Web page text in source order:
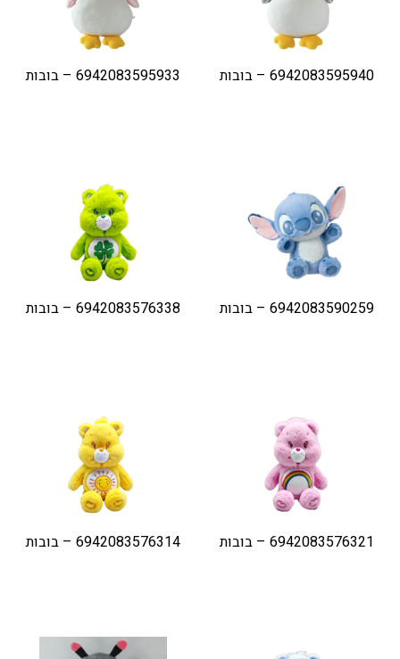
6942083595940 – בובות 6942083595933 – בובות
6942083590259 – בובות 6942083576338 – בובות
6942083576321 – בובות 6942083576314 – בובות